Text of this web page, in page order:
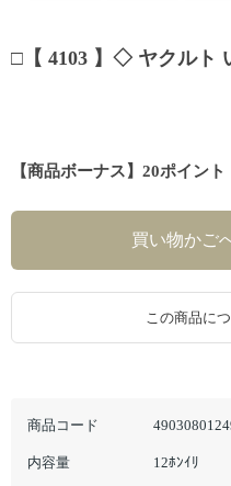
□【 4103 】◇ ヤクルト
【商品ボーナス】20ポイント
商品コード
内容量 12ﾎﾝｲﾘ
この商品に